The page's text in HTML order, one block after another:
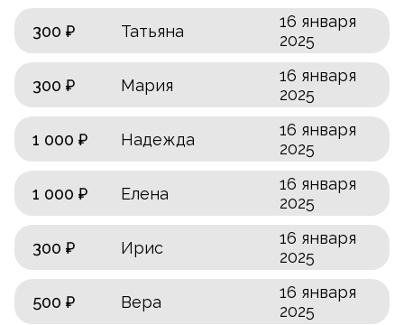
300 ₽ Татьяна
16 января
2025
300 ₽ Мария
16 января
2025
1 000 ₽ Надежда
16 января
2025
1 000 ₽ Елена
16 января
2025
300 ₽ Ирис
16 января
2025
500 ₽ Вера
16 января
2025